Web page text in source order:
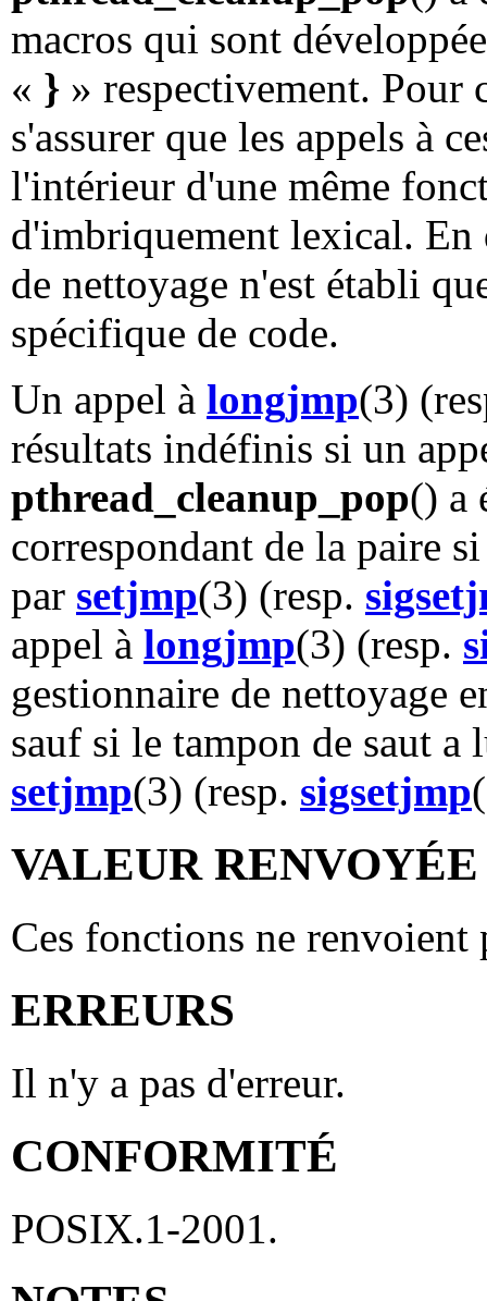
macros qui sont
« } » respectivement. Pour
s'assurer que les appels à
l'intérieur d'une même
d'imbriquement lexical. En
de nettoyage n'est établi
spécifique de code.
Un appel à longjmp(3)
résultats indéfinis si un
pthread_cleanup_pop() a
correspondant de la paire
par setjmp(3) (resp.
appel à longjmp(3) (resp.
gestionnaire de nettoyage
sauf si le tampon de saut a
setjmp(3) (resp. sigsetjmp
VALEUR RENVOYÉE
Ces fonctions ne renvoient
ERREURS
Il n'y a pas d'erreur.
CONFORMITÉ
POSIX.1-2001.